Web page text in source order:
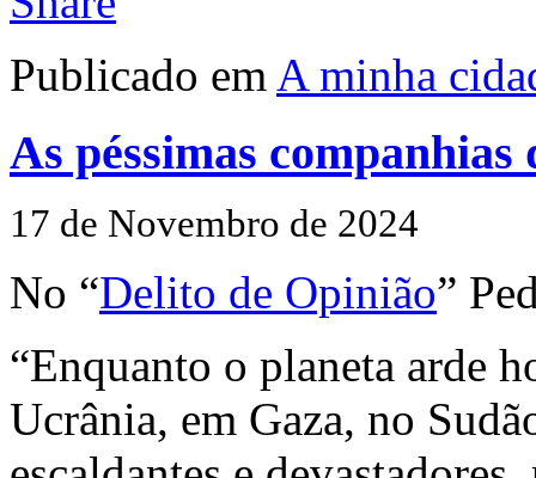
Publicado em A minha
As péssimas companhias
17 de Novembro de 2024
No “Delito de Opinião”
“Enquanto o planeta arde
Ucrânia, em Gaza, no